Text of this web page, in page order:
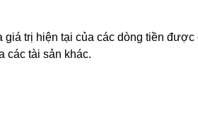
trị hiện tại của các dòng tiền được
các tài sản khác.